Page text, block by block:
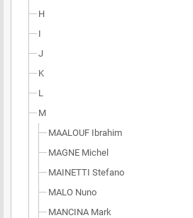
H
I
J
K
L
M
MAALOUF Ibrahim
MAGNE Michel
MAINETTI Stefano
MALO Nuno
MANCINA Mark